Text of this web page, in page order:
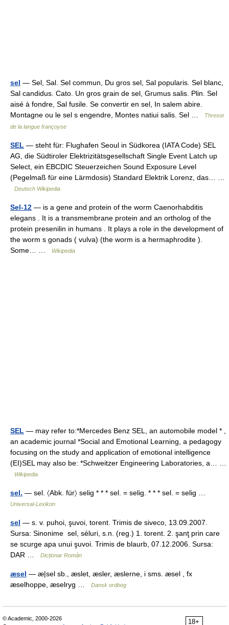
sel — Sel, Sal. Sel commun, Du gros sel, Sal popularis. Sel blanc,
Sal candidus. Cato. Un gros grain de sel, Grumus salis. Plin. Sel
aisé à fondre, Sal fusile. Se convertir en sel, In salem abire.
Montagne ou le sel s engendre, Montes natiui salis. Sel …
Thresor
de la langue françoyse
SEL — steht für: Flughafen Seoul in Südkorea (IATA Code) SEL
AG, die Südtiroler Elektrizitätsgesellschaft Single Event Latch up
Select, ein EBCDIC Steuerzeichen Sound Exposure Level
(Pegelmaß für eine Lärmdosis) Standard Elektrik Lorenz, das… …
Deutsch Wikipedia
Sel-12 — is a gene and protein of the worm Caenorhabditis
elegans . It is a transmembrane protein and an ortholog of the
protein presenilin in humans . It plays a role in the development of
the worm s gonads ( vulva) (the worm is a hermaphrodite ).
Some… …
Wikipedia
SEL — may refer to:*Mercedes Benz SEL, an automobile model * ,
an academic journal *Social and Emotional Learning, a pedagogy
focusing on the study and application of emotional intelligence
(EI)SEL may also be: *Schweitzer Engineering Laboratories, a… …
Wikipedia
sel. — sel. 〈Abk. für〉 selig * * * sel. = selig. * * * sel. = selig …
Universal-Lexikon
sel — s. v. puhoi, şuvoi, torent. Trimis de siveco, 13.09.2007.
Sursa: Sinonime sel, séluri, s.n. (reg.) 1. torent. 2. şanţ prin care
se scurge apa unui şuvoi. Trimis de blaurb, 07.12.2006. Sursa:
DAR …
Dicționar Român
æsel — æ|sel sb., æslet, æsler, æslerne, i sms. æsel , fx
æselhoppe, æselryg …
Dansk ordbog
18+
© Academic, 2000-2026